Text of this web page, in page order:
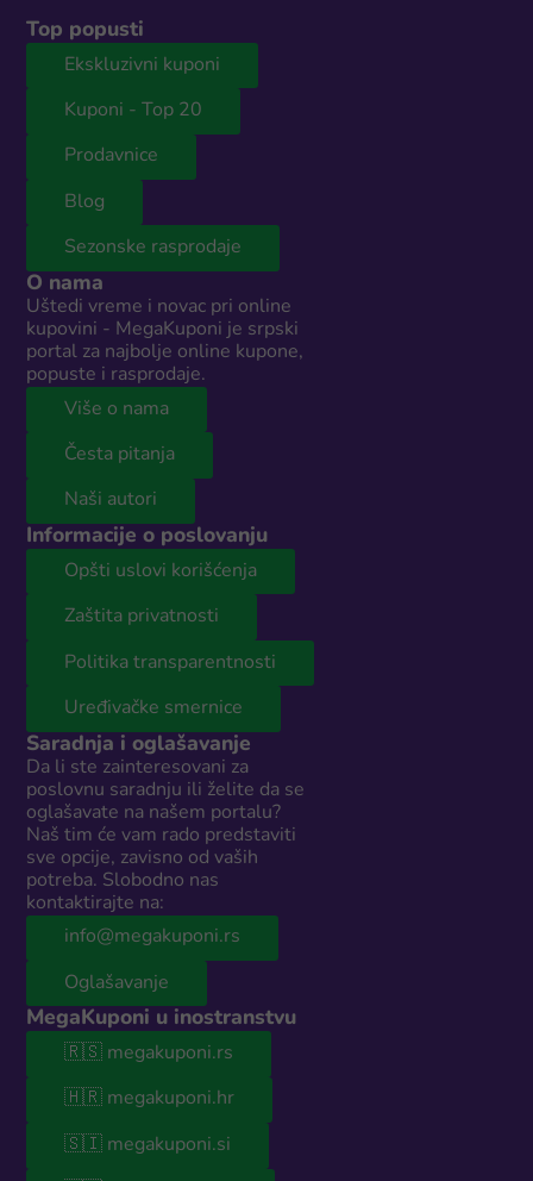
Top popusti
Ekskluzivni kuponi
Kuponi - Top 20
Prodavnice
Blog
Sezonske rasprodaje
O nama
Uštedi vreme i novac pri online
kupovini - MegaKuponi je srpski
portal za najbolje online kupone,
popuste i rasprodaje.
Više o nama
Česta pitanja
Naši autori
Informacije o poslovanju
Opšti uslovi korišćenja
Zaštita privatnosti
Politika transparentnosti
Uređivačke smernice
Saradnja i oglašavanje
Da li ste zainteresovani za
poslovnu saradnju ili želite da se
oglašavate na našem portalu?
Naš tim će vam rado predstaviti
sve opcije, zavisno od vaših
potreba. Slobodno nas
kontaktirajte na:
info@megakuponi.rs
Oglašavanje
MegaKuponi u inostranstvu
🇷🇸 megakuponi.rs
🇭🇷 megakuponi.hr
🇸🇮 megakuponi.si